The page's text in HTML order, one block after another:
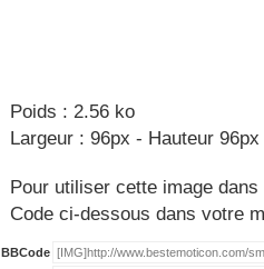
Poids : 2.56 ko
Largeur : 96px - Hauteur 96px
Pour utiliser cette image
Code ci-dessous dans votre
BBCode